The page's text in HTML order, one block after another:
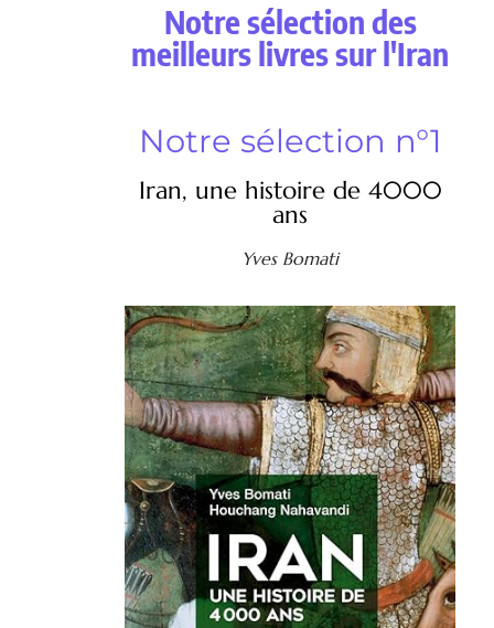
Notre sélection des
meilleurs livres sur l'Iran
Notre sélection n°1
Iran, une histoire de 4000
ans
Yves Bomati